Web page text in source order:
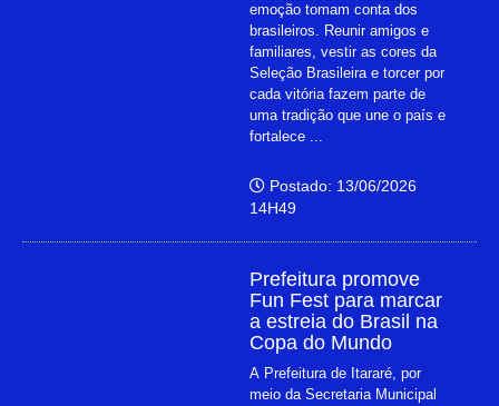
emoção tomam conta dos
brasileiros. Reunir amigos e
familiares, vestir as cores da
Seleção Brasileira e torcer por
cada vitória fazem parte de
uma tradição que une o país e
fortalece ...
Postado: 13/06/2026
14H49
Prefeitura promove
Fun Fest para marcar
a estreia do Brasil na
Copa do Mundo
A Prefeitura de Itararé, por
meio da Secretaria Municipal